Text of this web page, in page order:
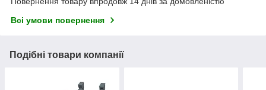
Всі умови повернення
Подібні товари компанії